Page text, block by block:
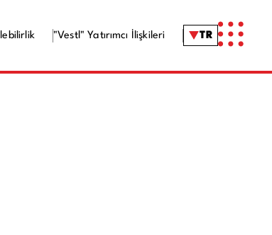
"Vestl" Yatırımcı İlişkileri TR